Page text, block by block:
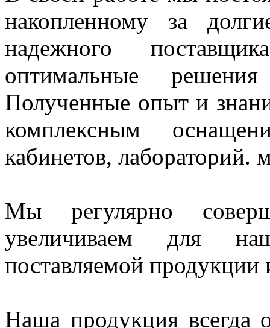
накопленному за
надежного
оптимальные
Полученные опыт и
комплексным
кабинетов, лабораторий.
Мы регулярно
увеличиваем для
поставляемой продукции
Наша продукция всегда